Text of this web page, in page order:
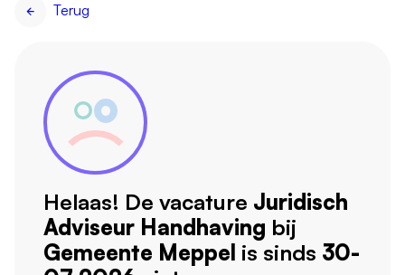
Terug
Helaas! De vacature Juridisch
Adviseur Handhaving bij
Gemeente Meppel is sinds 30-